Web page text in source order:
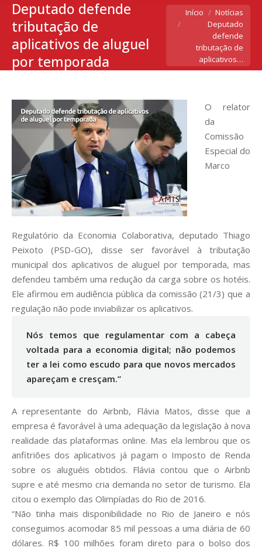
Deputado defende
tributação de
aplicativos de aluguel
por temporada
Você está aqui:
Início
Notícias
Deputado
defende
tributação de
aplicativos…
O relator
da
Comissão
Especial do
Marco
Regulatório da Economia Colaborativa, deputado Thiago
Peixoto (PSD-GO), disse ser favorável à tributação
municipal dos aplicativos de aluguel por temporada, mas
defendeu também uma redução da carga sobre os hotéis.
Ele afirmou em audiência pública da comissão (21/3) que a
regulação não pode inviabilizar os aplicativos.
Nós temos que regulamentar com a cabeça
voltada para a economia digital; não podemos
ter a lei como escudo para que novos mercados
apareçam e cresçam.”
A representante do Airbnb, Flávia Matos, disse que a
empresa é favorável à uma adequação da legislação à nova
realidade das plataformas online. Mas ela lembrou que os
anfitriões dos aplicativos já pagam o Imposto de Renda
sobre os aluguéis obtidos. Flávia contou que o Airbnb
supre e até mesmo cria demanda no setor de turismo. Ela
citou o exemplo das Olimpíadas do Rio de 2016.
“Não tinha mais disponibilidade no Rio de Janeiro e nós
conseguimos acomodar 85 mil pessoas a uma diária de 60
dólares. R$ 100 milhões foram direto para o bolso dos